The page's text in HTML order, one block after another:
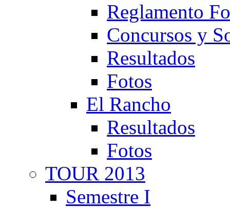
Reglamento
Concursos y
Resultados
Fotos
El Rancho
Resultados
Fotos
TOUR 2013
Semestre I